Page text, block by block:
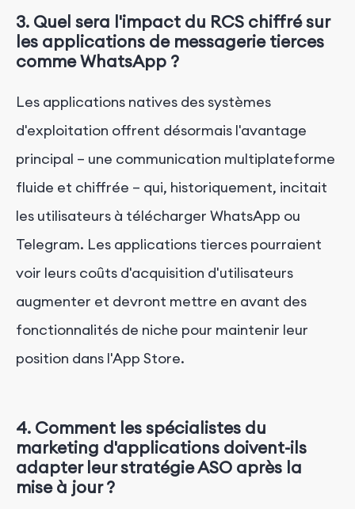
3. Quel sera l'impact du RCS chiffré sur
les applications de messagerie tierces
comme WhatsApp ?
Les applications natives des systèmes
d'exploitation offrent désormais l'avantage
principal – une communication multiplateforme
fluide et chiffrée – qui, historiquement, incitait
les utilisateurs à télécharger WhatsApp ou
Telegram. Les applications tierces pourraient
voir leurs coûts d'acquisition d'utilisateurs
augmenter et devront mettre en avant des
fonctionnalités de niche pour maintenir leur
position dans l'App Store.
4. Comment les spécialistes du
marketing d'applications doivent-ils
adapter leur stratégie ASO après la
mise à jour ?